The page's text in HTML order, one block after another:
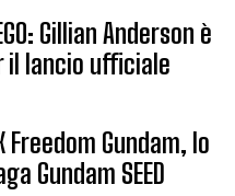
Gillian Anderson è
il lancio ufficiale
Freedom Gundam, lo
Gundam SEED